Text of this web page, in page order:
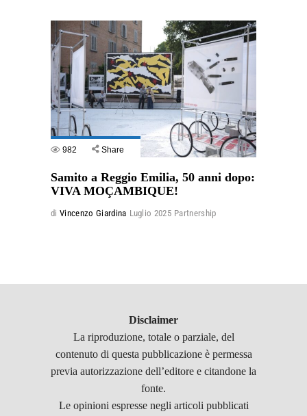
982 Share
Samito a Reggio Emilia, 50 anni dopo:
VIVA MOÇAMBIQUE!
di Vincenzo Giardina Luglio 2025 Partnership
Disclaimer
La riproduzione, totale o parziale, del
contenuto di questa pubblicazione è permessa
previa autorizzazione dell’editore e citandone la
fonte.
Le opinioni espresse negli articoli pubblicati